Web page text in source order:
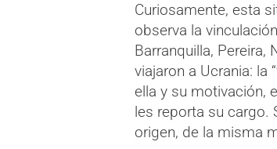
Curiosamente, esta
observa la
Barranquilla,
viajaron a Ucrania: la
ella y su motivación,
les reporta su cargo.
origen, de la misma